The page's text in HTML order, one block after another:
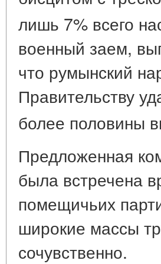
лишь 7% всего
военный заем,
что румынский
Правительству
более половины
Предложенная
была встречена
помещичьих
широкие массы
сочувственно.